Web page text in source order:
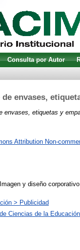
Consulta por Autor
envases,
envases, etiquetas y
Attribution Non-
y diseño
> Publicidad
Ciencias de la